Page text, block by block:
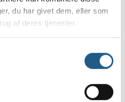
du har givet dem, eller som
af deres tjenester.